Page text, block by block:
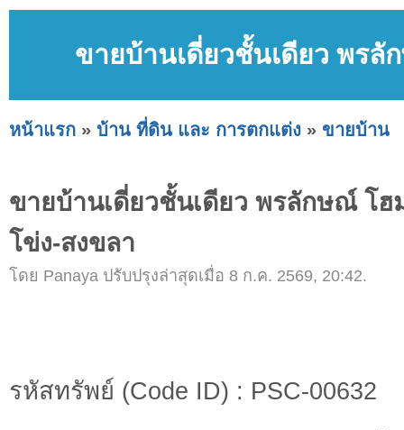
ขายบ้านเดี่ยวชั้นเดียว พร
หน้าแรก » บ้าน ที่ดิน และ การตกแต่ง » ขายบ้าน
ขายบ้านเดี่ยวชั้นเดียว พรลักษณ์ โ
โข่ง-สงขลา
โดย Panaya ปรับปรุงล่าสุดเมื่อ 8 ก.ค. 2569, 20:42.
รหัสทรัพย์ (Code ID) : PSC-00632